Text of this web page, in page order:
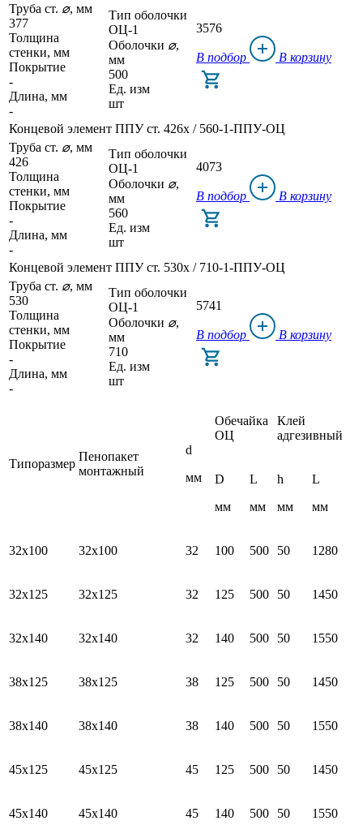
Труба ст. ⌀, мм
377
Толщина
стенки, мм
Покрытие
-
Длина, мм
-
Тип оболочки
ОЦ-1
Оболочки ⌀,
мм
500
Ед. изм
шт
3576
В подбор В корзину
Концевой элемент ППУ ст. 426x / 560-1-ППУ-ОЦ
Труба ст. ⌀, мм
426
Толщина
стенки, мм
Покрытие
-
Длина, мм
-
Тип оболочки
ОЦ-1
Оболочки ⌀,
мм
560
Ед. изм
шт
4073
В подбор В корзину
Концевой элемент ППУ ст. 530x / 710-1-ППУ-ОЦ
Труба ст. ⌀, мм
530
Толщина
стенки, мм
Покрытие
-
Длина, мм
-
Тип оболочки
ОЦ-1
Оболочки ⌀,
мм
710
Ед. изм
шт
5741
В подбор В корзину
Типоразмер
Пенопакет
монтажный
d
мм
Обечайка
ОЦ
Клей
адгезивный
D
мм
L
мм
h
мм
L
мм
32х100 32х100 32 100 500 50 1280
32х125 32х125 32 125 500 50 1450
32х140 32х140 32 140 500 50 1550
38х125 38х125 38 125 500 50 1450
38х140 38х140 38 140 500 50 1550
45х125 45х125 45 125 500 50 1450
45х140 45х140 45 140 500 50 1550